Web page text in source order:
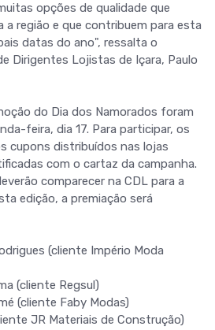
opções de qualidade que
região e que contribuem para esta
datas do ano", ressalta o
Dirigentes Lojistas de Içara, Paulo
do Dia dos Namorados foram
feira, dia 17. Para participar, os
cupons distribuídos nas lojas
com o cartaz da campanha.
comparecer na CDL para a
edição, a premiação será
(cliente Império Moda
(cliente Regsul)
(cliente Faby Modas)
JR Materiais de Construção)